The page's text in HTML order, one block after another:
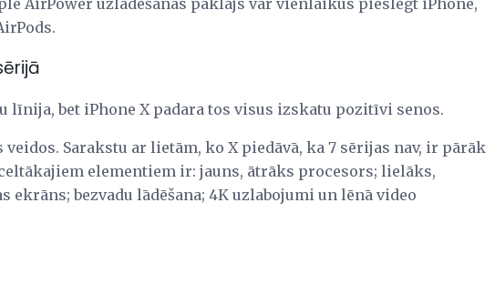
AirPower uzlādēšanas paklājs var vienlaikus pieslēgt iPhone,
līnija, bet iPhone X padara tos visus izskatu pozitīvi senos.
Sarakstu ar lietām, ko X piedāvā, ka 7 sērijas nav, ir pārāk
elementiem ir: jauns, ātrāks procesors; lielāks,
bezvadu lādēšana; 4K uzlabojumi un lēnā video